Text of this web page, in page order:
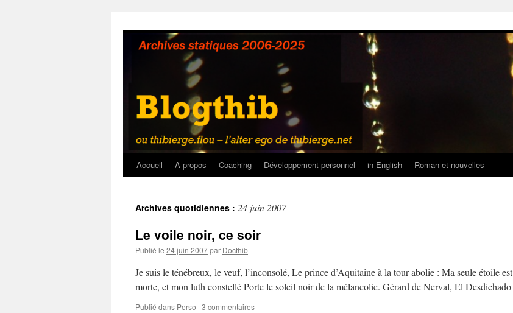
contenu
Accueil À propos Coaching Développement personnel in English Roman et nouvelles
Archives quotidiennes : 24 juin 2007
Le voile noir, ce soir
Publié le 24 juin 2007par Docthib
Je suis le ténébreux, le veuf, l’inconsolé, Le prince d’Aquitaine à la tour abolie : Ma seule étoile est
morte, et mon luth constellé Porte le soleil noir de la mélancolie. Gérard de Nerval, El Desdichado
Publié dans Perso | 3 commentaires